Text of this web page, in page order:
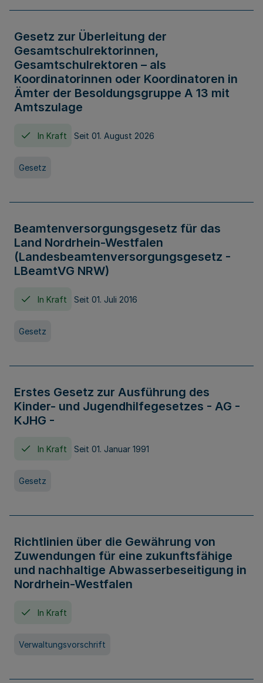
Gesetz zur Überleitung der
Gesamtschulrektorinnen,
Gesamtschulrektoren – als
Koordinatorinnen oder Koordinatoren in
Ämter der Besoldungsgruppe A 13 mit
Amtszulage
In Kraft Seit 01. August 2026
Gesetz
Beamtenversorgungsgesetz für das
Land Nordrhein-Westfalen
(Landesbeamtenversorgungsgesetz -
LBeamtVG NRW)
In Kraft Seit 01. Juli 2016
Gesetz
Erstes Gesetz zur Ausführung des
Kinder- und Jugendhilfegesetzes - AG -
KJHG -
In Kraft Seit 01. Januar 1991
Gesetz
Richtlinien über die Gewährung von
Zuwendungen für eine zukunftsfähige
und nachhaltige Abwasserbeseitigung in
Nordrhein-Westfalen
In Kraft
Verwaltungsvorschrift